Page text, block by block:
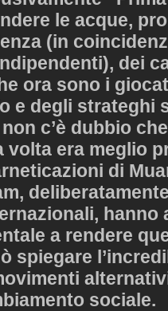
le acque,
(in
dei
ora sono i
e degli strateghi
c’è dubbio
volta era meglio
di
hanno
a rendere
spiegare
sociale.